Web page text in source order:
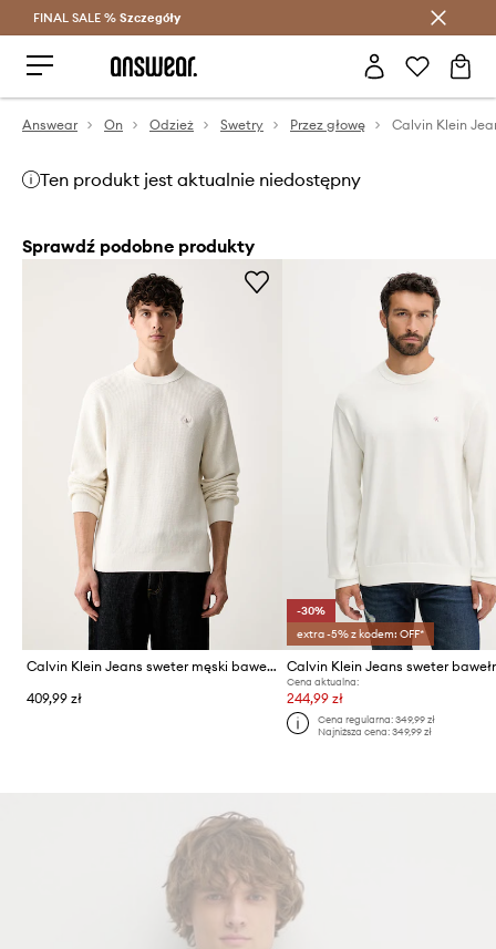
Oszczędzaj z Answear Club >
FINAL SALE % Szczegóły
Answear On Odzież Swetry Przez głowę Calvin Klein
Ten produkt jest aktualnie niedostępny
Sprawdź podobne produkty
Calvin Klein Jeans sweter męski bawełniany
409,99 zł
-30%
extra -5% z kodem: OFF*
Calvin Klein Jeans sweter
Cena aktualna:
244,99 zł
Cena regularna: 349,99 zł
Najniższa cena: 349,99 zł